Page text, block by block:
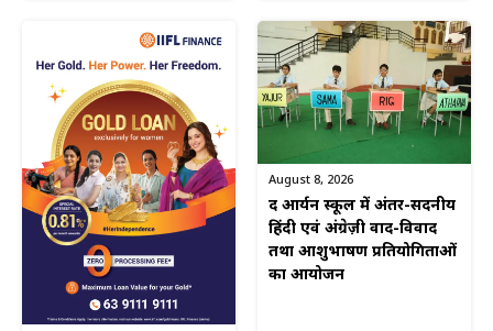
August 8, 2026
द आर्यन स्कूल में अंतर-सदनीय
हिंदी एवं अंग्रेज़ी वाद-विवाद
तथा आशुभाषण प्रतियोगिताओं
का आयोजन